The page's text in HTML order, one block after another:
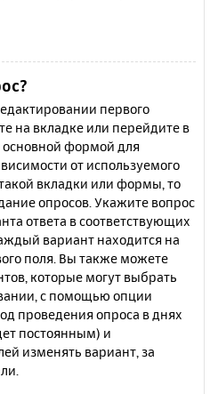
первого
на вкладке или перейдите в
формой для
от используемого
вкладки или формы, то
опросов. Укажите вопрос
ответа в соответствующих
вариант находится на
поля. Вы также можете
которые могут выбрать
с помощью опции
проведения опроса в днях
постоянным) и
изменять вариант, за